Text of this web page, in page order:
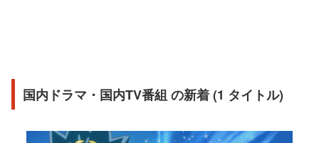
国内ドラマ・国内TV番組 の新着 (1 タイトル)